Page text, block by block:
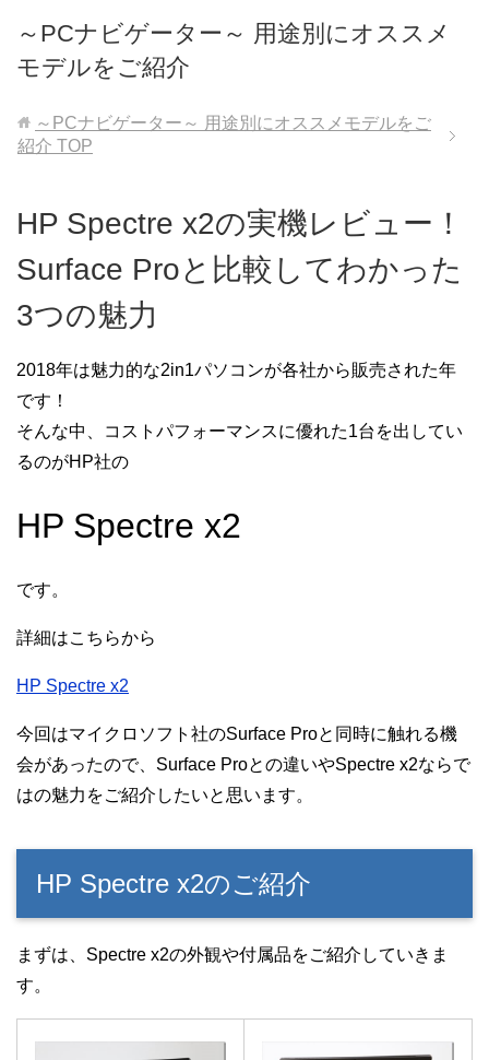
～PCナビゲーター～ 用途別にオススメ
モデルをご紹介
～PCナビゲーター～ 用途別にオススメモデルをご
紹介 TOP
HP Spectre x2の実機レビュー！
Surface Proと比較してわかった
3つの魅力
2018年は魅力的な2in1パソコンが各社から販売された年
です！
そんな中、コストパフォーマンスに優れた1台を出してい
るのがHP社の
HP Spectre x2
です。
詳細はこちらから
HP Spectre x2
今回はマイクロソフト社のSurface Proと同時に触れる機
会があったので、Surface Proとの違いやSpectre x2ならで
はの魅力をご紹介したいと思います。
HP Spectre x2のご紹介
まずは、Spectre x2の外観や付属品をご紹介していきま
す。